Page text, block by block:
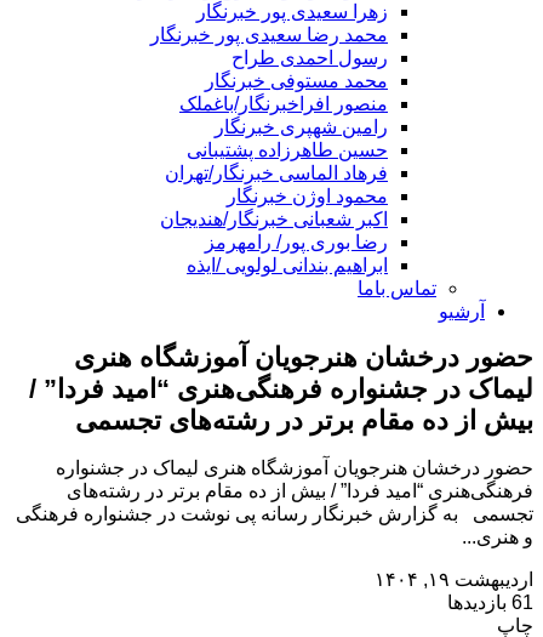
زهرا سعیدی پور خبرنگار
محمد رضا سعیدی پور خبرنگار
رسول احمدی طراح
محمد مستوفی خبرنگار
منصور افراخبرنگار/باغملک
رامین شهپری خبرنگار
حسین طاهرزاده پشتیبانی
فرهاد الماسی خبرنگار/تهران
محمود اوژن خبرنگار
اکبر شعبانی خبرنگار/هندیجان
رضا بوری پور/ رامهرمز
ابراهیم بندانی لولویی /ایذه
تماس باما
آرشیو
حضور درخشان هنرجویان آموزشگاه هنری
لیماک در جشنواره فرهنگی‌هنری “امید فردا” /
بیش از ده مقام برتر در رشته‌های تجسمی
حضور درخشان هنرجویان آموزشگاه هنری لیماک در جشنواره
فرهنگی‌هنری “امید فردا” / بیش از ده مقام برتر در رشته‌های
تجسمی به گزارش خبرنگار رسانه پی نوشت در جشنواره فرهنگی
و هنری...
اردیبهشت ۱۹, ۱۴۰۴
61 بازدیدها
چاپ